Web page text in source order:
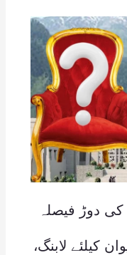
دوڑ فیصلہ
کیلئے لابنگ،